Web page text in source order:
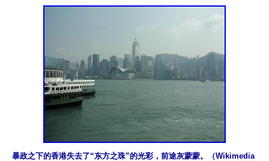
暴政之下的香港失去了“东方之珠”的光彩，前途灰蒙蒙。（Wikimedia